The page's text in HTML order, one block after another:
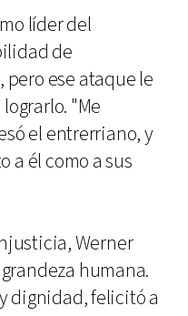
líder del
de
ese ataque le
"Me
el entrerriano, y
a él como a sus
Werner
humana.
dignidad, felicitó a